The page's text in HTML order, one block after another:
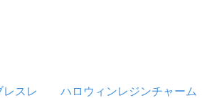
スレ
ハロウィンレジンチャーム